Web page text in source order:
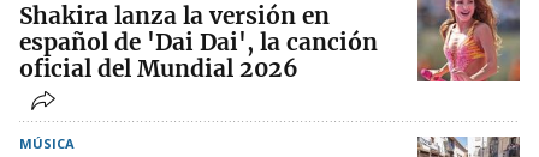
Shakira lanza la versión en
español de 'Dai Dai', la canción
oficial del Mundial 2026
MÚSICA